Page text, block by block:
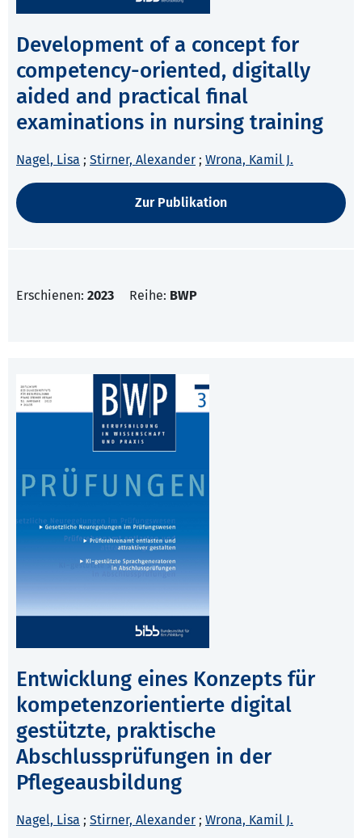
Development of a concept for
competency-oriented, digitally
aided and practical final
examinations in nursing training
Nagel, Lisa ; Stirner, Alexander ; Wrona, Kamil J.
Zur Publikation
Erschienen: 2023 Reihe: BWP
Entwicklung eines Konzepts für
kompetenzorientierte digital
gestützte, praktische
Abschlussprüfungen in der
Pflegeausbildung
Nagel, Lisa ; Stirner, Alexander ; Wrona, Kamil J.